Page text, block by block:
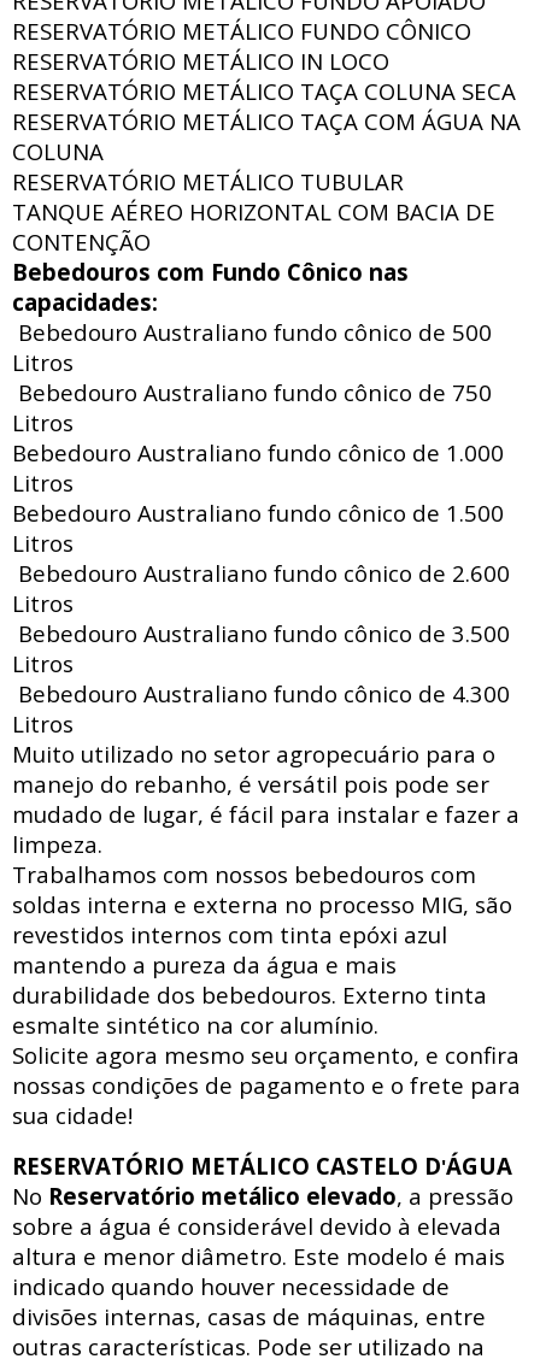
RESERVATÓRIO METÁLICO FUNDO CÔNICO
RESERVATÓRIO METÁLICO IN LOCO
RESERVATÓRIO METÁLICO TAÇA COLUNA SECA
RESERVATÓRIO METÁLICO TAÇA COM ÁGUA NA
COLUNA
RESERVATÓRIO METÁLICO TUBULAR
TANQUE AÉREO HORIZONTAL COM BACIA DE
CONTENÇÃO
Bebedouros com Fundo Cônico nas
capacidades:
Bebedouro Australiano fundo cônico de 500
Litros
Bebedouro Australiano fundo cônico de 750
Litros
Bebedouro Australiano fundo cônico de 1.000
Litros
Bebedouro Australiano fundo cônico de 1.500
Litros
Bebedouro Australiano fundo cônico de 2.600
Litros
Bebedouro Australiano fundo cônico de 3.500
Litros
Bebedouro Australiano fundo cônico de 4.300
Litros
Muito utilizado no setor agropecuário para o
manejo do rebanho, é versátil pois pode ser
mudado de lugar, é fácil para instalar e fazer a
limpeza.
Trabalhamos com nossos bebedouros com
soldas interna e externa no processo MIG, são
revestidos internos com tinta epóxi azul
mantendo a pureza da água e mais
durabilidade dos bebedouros. Externo tinta
esmalte sintético na cor alumínio.
Solicite agora mesmo seu orçamento, e confira
nossas condições de pagamento e o frete para
sua cidade!
RESERVATÓRIO METÁLICO CASTELO D'ÁGUA
No Reservatório metálico elevado, a pressão
sobre a água é considerável devido à elevada
altura e menor diâmetro. Este modelo é mais
indicado quando houver necessidade de
divisões internas, casas de máquinas, entre
outras características. Pode ser utilizado na